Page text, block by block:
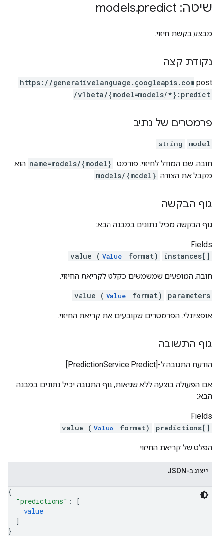
שיטה: models .predict
מבצע בקשת חיזוי.
נקודת קצה
post
https: / /generativelanguage.googleapis.com
/v1beta/{model=models/*}:predict
פרמטרים של נתיב
model
string
חובה. שם המודל לחיזוי. פורמט: name=models/{model} הוא
מקבל את הצורה models/{model}
.
גוף הבקשה
גוף הבקשה מכיל נתונים במבנה הבא:
Fields
instances[]
value ( Value format)
חובה. המופעים שמשמשים כקלט לקריאת החיזוי.
parameters
value ( Value format)
אופציונלי. הפרמטרים שקובעים את קריאת החיזוי.
גוף התשובה
הודעת התגובה ל-‎[PredictionService.Predict]‎.
אם הפעולה בוצעה ללא שגיאות, גוף התגובה יכיל נתונים במבנה
הבא:
Fields
predictions[]
value ( Value format)
הפלט של קריאת החיזוי.
ייצוג ב-JSON
{
"predictions" :
[
value
]
}